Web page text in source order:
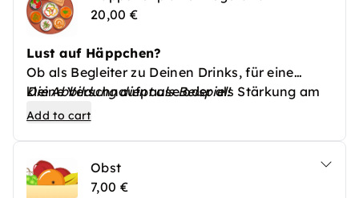
20,00 €
Lust auf Häppchen?
Ob als Begleiter zu Deinen Drinks, für eine
kleine Verschnaufpause oder als Stärkung am
Abend -
Auf unserer Platte “
” findest Du eine
Auswahl anvegetarischen Häppchen
Die Abbildung dient als Beispiel!
Add to cart
Obst
7,00 €